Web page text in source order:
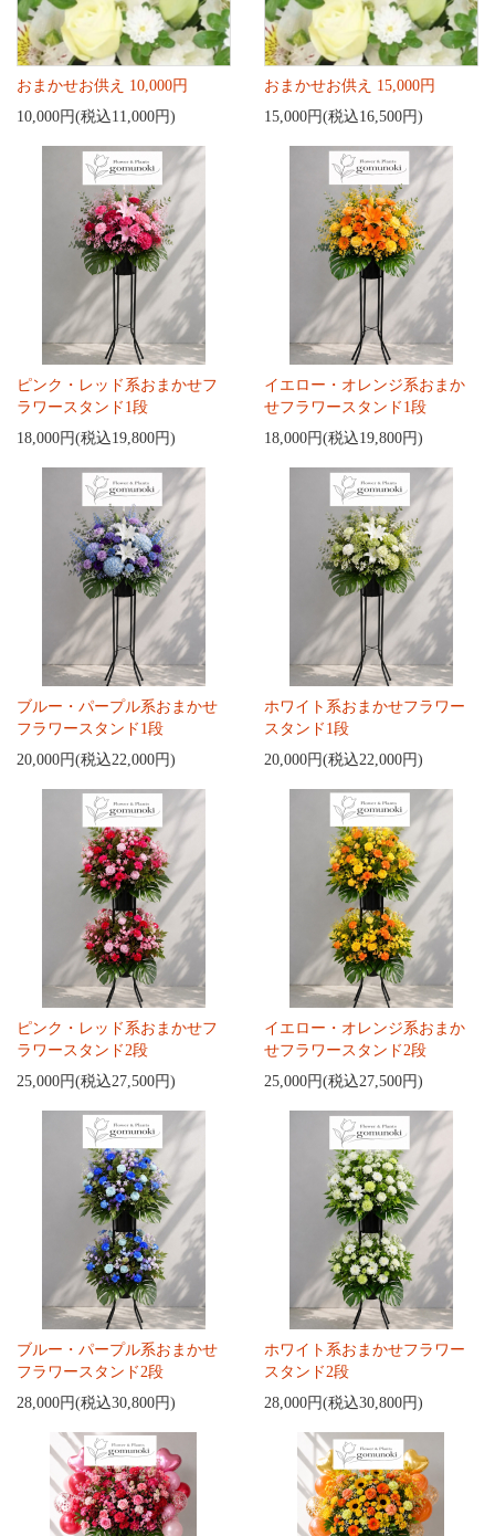
おまかせお供え 10,000円
10,000円(税込11,000円)
おまかせお供え 15,000円
15,000円(税込16,500円)
ピンク・レッド系おまかせフ
ラワースタンド1段
18,000円(税込19,800円)
イエロー・オレンジ系おまか
せフラワースタンド1段
18,000円(税込19,800円)
ブルー・パープル系おまかせ
フラワースタンド1段
20,000円(税込22,000円)
ホワイト系おまかせフラワー
スタンド1段
20,000円(税込22,000円)
ピンク・レッド系おまかせフ
ラワースタンド2段
25,000円(税込27,500円)
イエロー・オレンジ系おまか
せフラワースタンド2段
25,000円(税込27,500円)
ブルー・パープル系おまかせ
フラワースタンド2段
28,000円(税込30,800円)
ホワイト系おまかせフラワー
スタンド2段
28,000円(税込30,800円)